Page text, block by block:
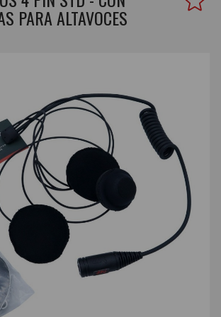
PARA ALTAVOCES